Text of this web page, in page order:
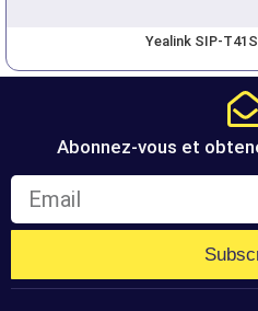
Yealink SIP-
Abonnez-vous et